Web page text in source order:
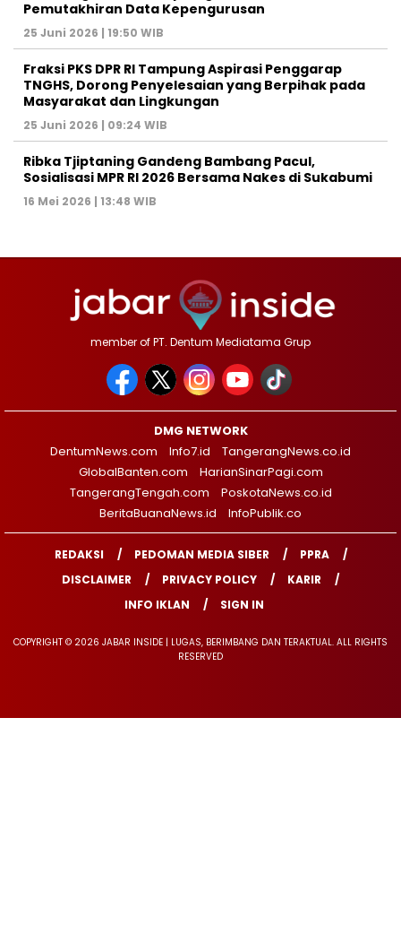
Pemutakhiran Data Kepengurusan
25 Juni 2026 | 19:50 WIB
‎Fraksi PKS DPR RI Tampung Aspirasi Penggarap
TNGHS, Dorong Penyelesaian yang Berpihak pada
Masyarakat dan Lingkungan‎
25 Juni 2026 | 09:24 WIB
Ribka Tjiptaning Gandeng Bambang Pacul,
Sosialisasi MPR RI 2026 Bersama Nakes di Sukabumi
16 Mei 2026 | 13:48 WIB
member of PT. Dentum Mediatama Grup
DMG NETWORK
DentumNews.com
Info7.id
TangerangNews.co.id
GlobalBanten.com
HarianSinarPagi.com
TangerangTengah.com
PoskotaNews.co.id
BeritaBuanaNews.id
InfoPublik.co
REDAKSI PEDOMAN MEDIA SIBER
PPRA
DISCLAIMER
PRIVACY POLICY
KARIR
INFO IKLAN
SIGN IN
COPYRIGHT © 2026 JABAR INSIDE | LUGAS, BERIMBANG DAN TERAKTUAL. ALL RIGHTS
RESERVED